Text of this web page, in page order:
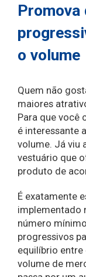
Promova
o volume
Quem não
maiores
Para que você
é interessante
volume. Já viu
vestuário que
produto de
É exatamente
implementado
número
progressivos
equilíbrio
volume de